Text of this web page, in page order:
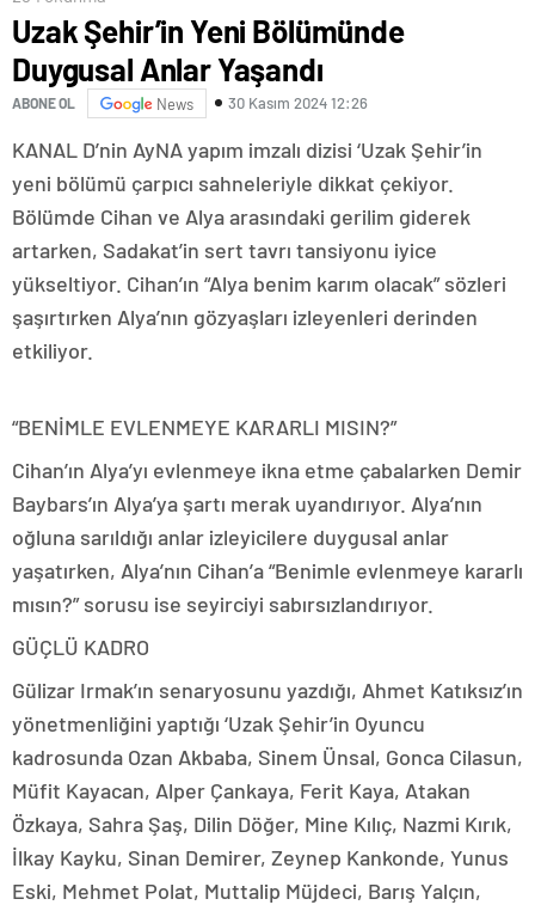
Uzak Şehir’in Yeni Bölümünde
Duygusal Anlar Yaşandı
ABONE OL News 30 Kasım 2024 12:26
KANAL D’nin AyNA yapım imzalı dizisi ‘Uzak Şehir’in
yeni bölümü çarpıcı sahneleriyle dikkat çekiyor.
Bölümde Cihan ve Alya arasındaki gerilim giderek
artarken, Sadakat’in sert tavrı tansiyonu iyice
yükseltiyor. Cihan’ın “Alya benim karım olacak” sözleri
şaşırtırken Alya’nın gözyaşları izleyenleri derinden
etkiliyor.
“BENİMLE EVLENMEYE KARARLI MISIN?”
Cihan’ın Alya’yı evlenmeye ikna etme çabalarken Demir
Baybars’ın Alya’ya şartı merak uyandırıyor. Alya’nın
oğluna sarıldığı anlar izleyicilere duygusal anlar
yaşatırken, Alya’nın Cihan’a “Benimle evlenmeye kararlı
mısın?” sorusu ise seyirciyi sabırsızlandırıyor.
GÜÇLÜ KADRO
Gülizar Irmak’ın senaryosunu yazdığı, Ahmet Katıksız’ın
yönetmenliğini yaptığı ‘Uzak Şehir’in Oyuncu
kadrosunda Ozan Akbaba, Sinem Ünsal, Gonca Cilasun,
Müfit Kayacan, Alper Çankaya, Ferit Kaya, Atakan
Özkaya, Sahra Şaş, Dilin Döğer, Mine Kılıç, Nazmi Kırık,
İlkay Kayku, Sinan Demirer, Zeynep Kankonde, Yunus
Eski, Mehmet Polat, Muttalip Müjdeci, Barış Yalçın,